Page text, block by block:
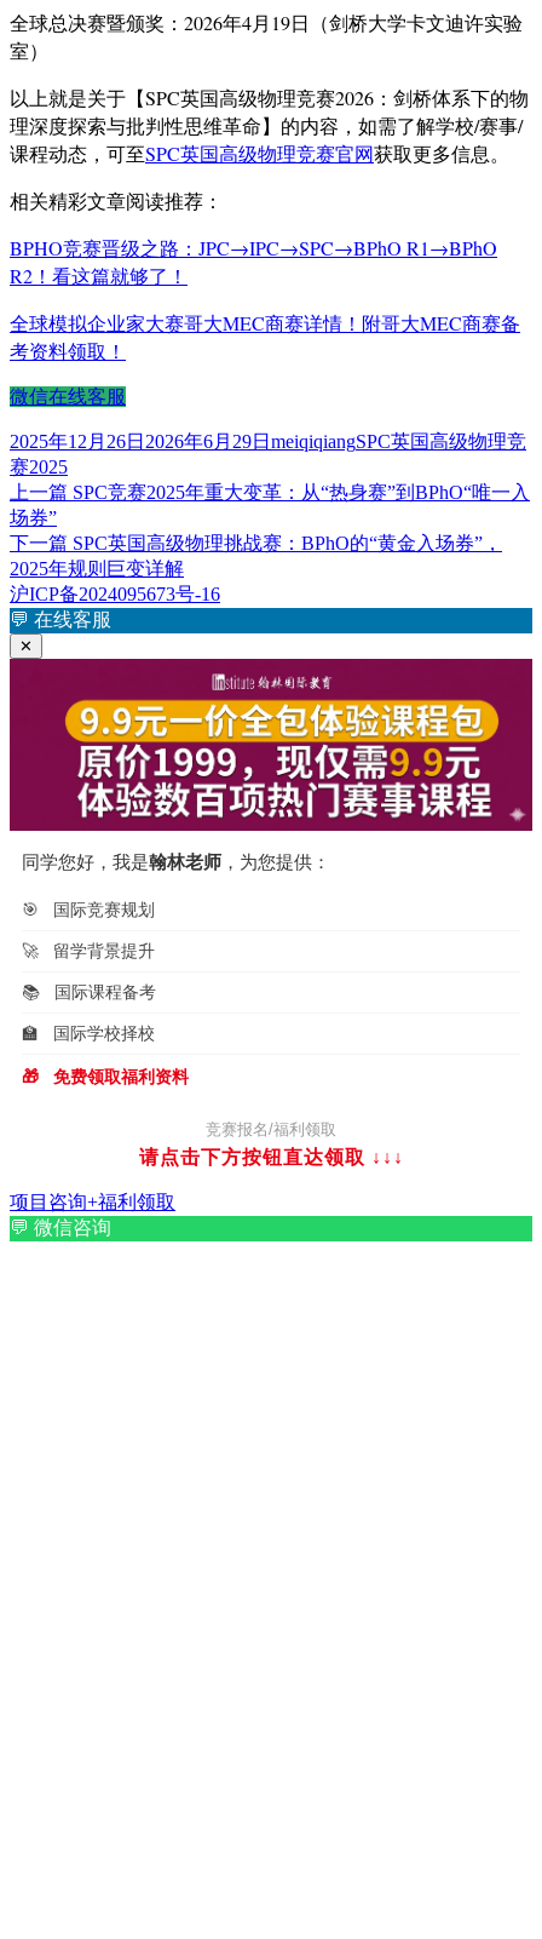
全球总决赛暨颁奖：2026年4月19日（剑桥大学卡文迪许实验
室）
以上就是关于【SPC英国高级物理竞赛2026：剑桥体系下的物
理深度探索与批判性思维革命】的内容，如需了解学校/赛事/
课程动态，可至SPC英国高级物理竞赛官网获取更多信息。
相关精彩文章阅读推荐：
BPHO竞赛晋级之路：JPC→IPC→SPC→BPhO R1→BPhO
R2！看这篇就够了！
全球模拟企业家大赛哥大MEC商赛详情！附哥大MEC商赛备
考资料领取！
微信在线客服
发
布
于
2025年12月26日 2026年6月29日 作
meiqiqiang标
SPC英国高级物理竞
赛2025
文
章
导
航
上一篇 上
文
章：
SPC竞赛2025年重大变革：从“热身赛”到BPhO“唯一入
场券”
下一篇 下
篇
文
章：
SPC英国高级物理挑战赛：BPhO的“黄金入场券”，
2025年规则巨变详解
沪ICP备2024095673号-16
💬 在线客服
✕
同学您好，我是翰林老师 ，为您提供：
🎯 国际竞赛规划
🚀 留学背景提升
📚 国际课程备考
🏫 国际学校择校
🎁 免费领取福利资料
竞赛报名/福利领取
请点击下方按钮直达领取 ↓↓↓
项目咨询+福利领取
💬 微信咨询